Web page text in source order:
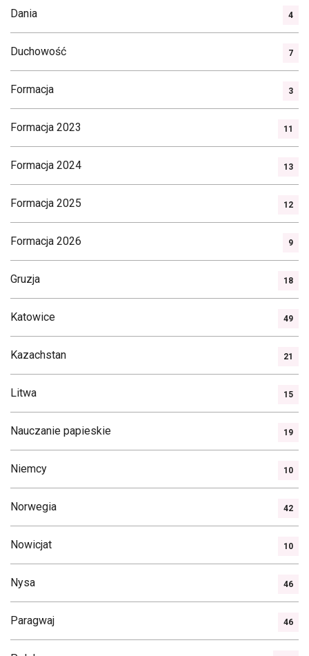
Dania 4
Duchowość 7
Formacja 3
Formacja 2023 11
Formacja 2024 13
Formacja 2025 12
Formacja 2026 9
Gruzja 18
Katowice 49
Kazachstan 21
Litwa 15
Nauczanie papieskie 19
Niemcy 10
Norwegia 42
Nowicjat 10
Nysa 46
Paragwaj 46